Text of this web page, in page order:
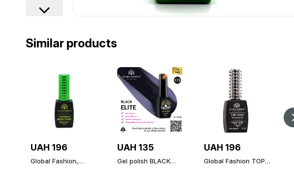
Similar products
UAH 196
Global Fashion,
UAH 135
Gel polish BLACK
UAH 196
Global Fashion TOP